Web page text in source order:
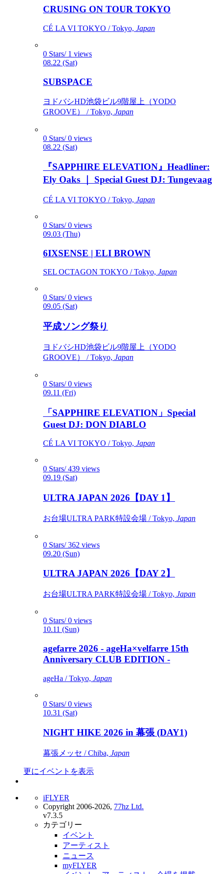
CRUSING ON TOUR TOKYO
CÉ LA VI TOKYO / Tokyo, Japan
0 Stars/ 1 views
08.22 (Sat)
SUBSPACE
ヨドバシHD池袋ビル9階屋上（YODO
GROOVE） / Tokyo, Japan
0 Stars/ 0 views
08.22 (Sat)
『SAPPHIRE ELEVATION』Headliner:
Ely Oaks ｜ Special Guest DJ: Tungevaag
CÉ LA VI TOKYO / Tokyo, Japan
0 Stars/ 0 views
09.03 (Thu)
6IXSENSE | ELI BROWN
SEL OCTAGON TOKYO / Tokyo, Japan
0 Stars/ 0 views
09.05 (Sat)
平成ソング祭り
ヨドバシHD池袋ビル9階屋上（YODO
GROOVE） / Tokyo, Japan
0 Stars/ 0 views
09.11 (Fri)
「SAPPHIRE ELEVATION」Special
Guest DJ: DON DIABLO
CÉ LA VI TOKYO / Tokyo, Japan
0 Stars/ 439 views
09.19 (Sat)
ULTRA JAPAN 2026【DAY 1】
お台場ULTRA PARK特設会場 / Tokyo, Japan
0 Stars/ 362 views
09.20 (Sun)
ULTRA JAPAN 2026【DAY 2】
お台場ULTRA PARK特設会場 / Tokyo, Japan
0 Stars/ 0 views
10.11 (Sun)
agefarre 2026 - ageHa×velfarre 15th
Anniversary CLUB EDITION -
ageHa / Tokyo, Japan
0 Stars/ 0 views
10.31 (Sat)
NIGHT HIKE 2026 in 幕張 (DAY1)
幕張メッセ / Chiba, Japan
更にイベントを表示
iFLYER
Copyright 2006-2026, 77hz Ltd.
v7.3.5
カテゴリー
イベント
アーティスト
ニュース
myFLYER